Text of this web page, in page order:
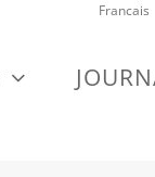
Francais